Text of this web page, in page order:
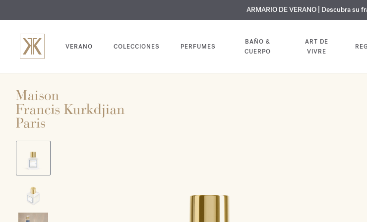
EXCLUSIVO | Descubra la nueva fragancia OUD
GRABADO GRATUITO | En todas las fragancias y
ARMARIO DE VERANO | Descubra su
VERANO COLECCIONES PERFUMES
BAÑO &
CUERPO
ART DE
VIVRE